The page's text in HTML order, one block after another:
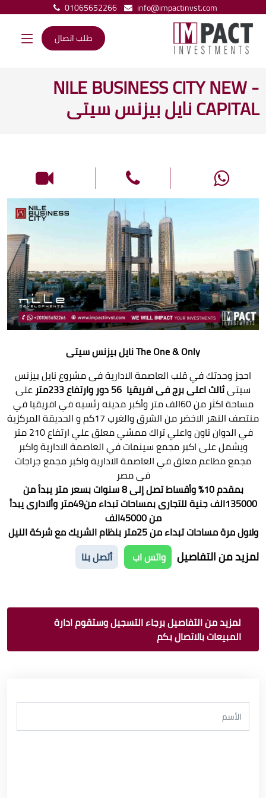
01065652266
info@impactinvst.com
طلب اتصال
- NILE BUSINESS CITY NEW
CAPITAL نايل بيزنس سيتى
The One & Onlyنايل بيزنس سيتى
احجز وحدتك في قلب العاصمة الادارية فى مشروع نايل بيزنس
سيتىثالث اعلى برج فى افريقيا 56 دور وارتفاع 233متر
على
مساحة اكثر من 60الف متر
وأكبر مدينه رئسيه في افريقيا في
منتصف النهر الاخضر من الشرق والغرب 17كم و الحديقة المركزية
في الدوان تاون واعلي تراك ممشي معلق علي ارتفاع 210 متر
ويشمل على اكبر مجمع سينمات في العاصمة الادارية واكبر
مجمع مطاعم معلق في العاصمة الادارية واكبر مجمع جراجات
فى مصر
بمقدم 10% وأقساط تصل إلى 8 سنوات بسعر متر يبدأ من
135000الف جنية للتجارى بمساحات تبداء من49متر
وألادارى يبدأ
من 45000الف
ولاول مرة مساحات تبداء من 25متر بنظام الشريك مع شركة النيل
لمزيد من التفاصيل واتس اب أتصل بنا
لمزيد من التفاصيل برجاء التسجيل وستقوم ادارة
المبيعات بالاتصال بكم